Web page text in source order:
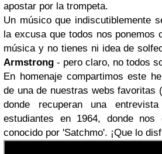
apostar por la trompeta.
Un músico que indiscutiblemente
la excusa que todos nos ponemos
música y no tienes ni idea de
Armstrong - pero claro, no todos
En homenaje compartimos este
de una de nuestras webs favoritas (
donde recuperan una
estudiantes en 1964, donde nos
conocido por 'Satchmo'. ¡Que lo